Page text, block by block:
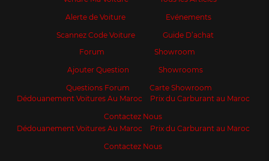
Alerte de Voiture
Scannez Code Voiture
Evénements
Guide D’achat
Forum
Ajouter Question
Questions Forum
Showroom
Showrooms
Carte Showroom
Dédouanement Voitures Au Maroc
Prix du Carburant au Maroc
Contactez Nous
Dédouanement Voitures Au Maroc
Prix du Carburant au Maroc
Contactez Nous